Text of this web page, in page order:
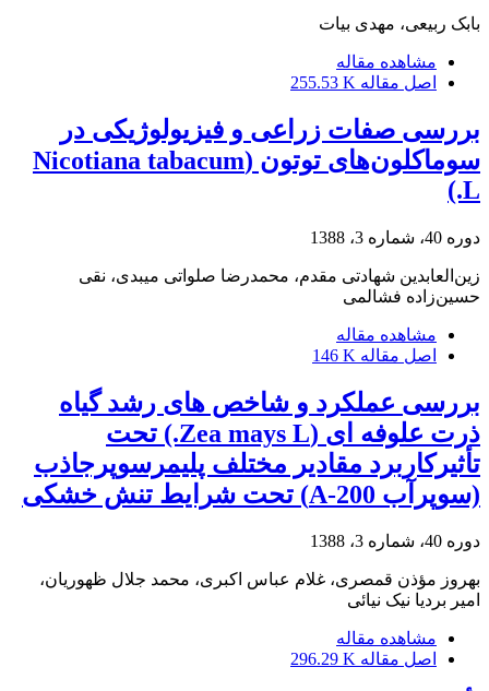
بابک ربیعی، مهدی بیات
مشاهده مقاله
اصل مقاله 255.53 K
بررسی صفات زراعی و فیزیولوژیکی در
سوماکلون‌های توتون (Nicotiana tabacum
L.)
دوره 40، شماره 3، 1388
زین‌العابدین شهادتی مقدم، محمدرضا صلواتی میبدی، نقی
حسین‌زاده فشالمی
مشاهده مقاله
اصل مقاله 146 K
بررسی عملکرد و شاخص های رشد گیاه
ذرت علوفه ای (Zea mays L.) تحت
تأثیرکاربرد مقادیر مختلف پلیمرسوپرجاذب
(سوپرآب A-200) تحت شرایط تنش خشکی
دوره 40، شماره 3، 1388
بهروز مؤذن قمصری، غلام عباس اکبری، محمد جلال ظهوریان،
امیر بردیا نیک نیائی
مشاهده مقاله
اصل مقاله 296.29 K